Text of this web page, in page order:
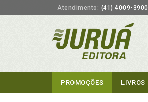
Atendimento: (41) 4009-3900
PROMOÇÕES LIVROS